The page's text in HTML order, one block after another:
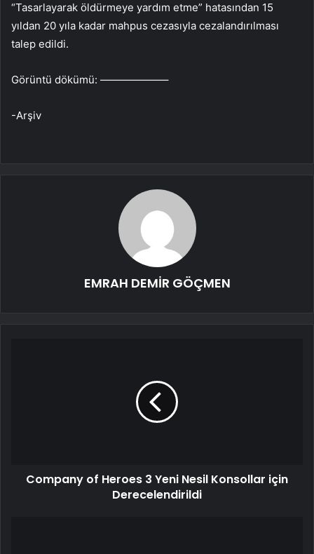
“Tasarlayarak öldürmeye yardım etme” hatasından 15
yıldan 20 yıla kadar mahpus cezasıyla cezalandırılması
talep edildi.
Görüntü dökümü: ——————–
-Arşiv
EMRAH DEMİR GÖÇMEN
Company of Heroes 3 Yeni Nesil Konsollar için
Derecelendirildi